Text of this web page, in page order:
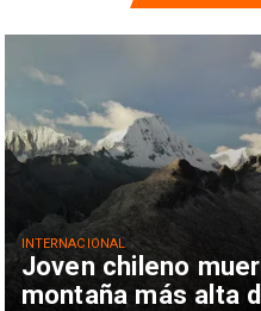
Joven chileno
montaña más alta
INTERNACIONAL